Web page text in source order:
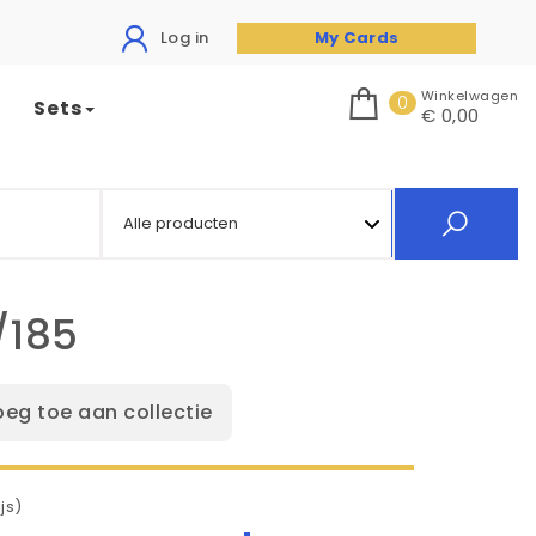
Log in My Cards
Sets 0 Winkelwagen
€ 0,00
toe aan collectie